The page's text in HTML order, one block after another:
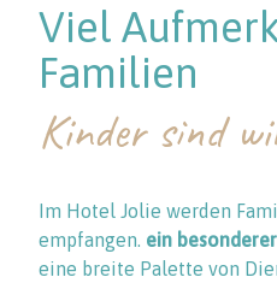
Viel
Familien
Kinder sind
Im Hotel Jolie werden
empfangen. ein
eine breite Palette von